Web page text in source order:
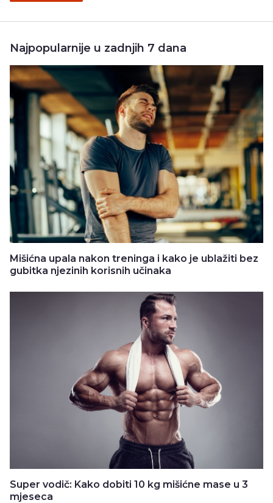
Najpopularnije u zadnjih 7 dana
Mišićna upala nakon treninga i kako je ublažiti bez
gubitka njezinih korisnih učinaka
Super vodič: Kako dobiti 10 kg mišićne mase u 3
mjeseca